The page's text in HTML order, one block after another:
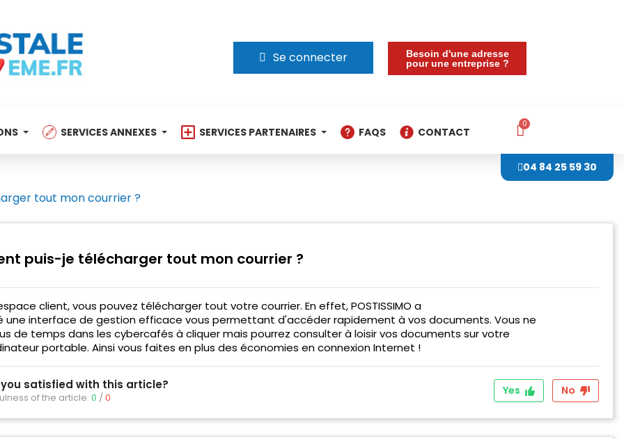
Se connecter
Besoin d'une adresse
pour une entreprise ?
SERVICES ANNEXES SERVICES PARTENAIRES FAQS CONTACT
04 84 25 59 30
tout mon courrier ?
puis-je télécharger tout mon courrier ?
client, vous pouvez télécharger tout votre courrier. En effet, POSTISSIMO a
une interface de gestion efficace vous permettant d'accéder rapidement à vos documents. Vous ne
de temps dans les cybercafés à cliquer mais pourrez consulter à loisir vos documents sur votre
portable. Ainsi vous faites en plus des économies en connexion Internet !
satisfied with this article?
of the article: 0 /0 Yes No